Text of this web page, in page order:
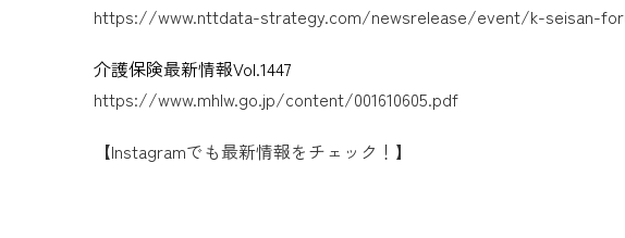
https://www.nttdata-strategy.com/newsrelease/event/k-seisan-
介護保険最新情報Vol.1447
https://www.mhlw.go.jp/content/001610605.pdf
【Instagramでも最新情報をチェック！】